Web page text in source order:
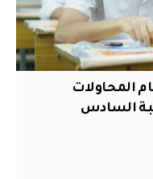
المحاولات
السادس